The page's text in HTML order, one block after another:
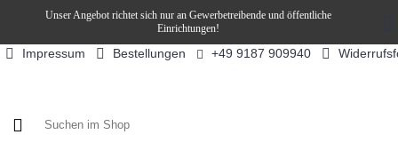
Unser Angebot richtet sich nur an Gewerbetreibende und öffentliche
Einrichtungen!
Impressum Bestellungen +49 9187 909940